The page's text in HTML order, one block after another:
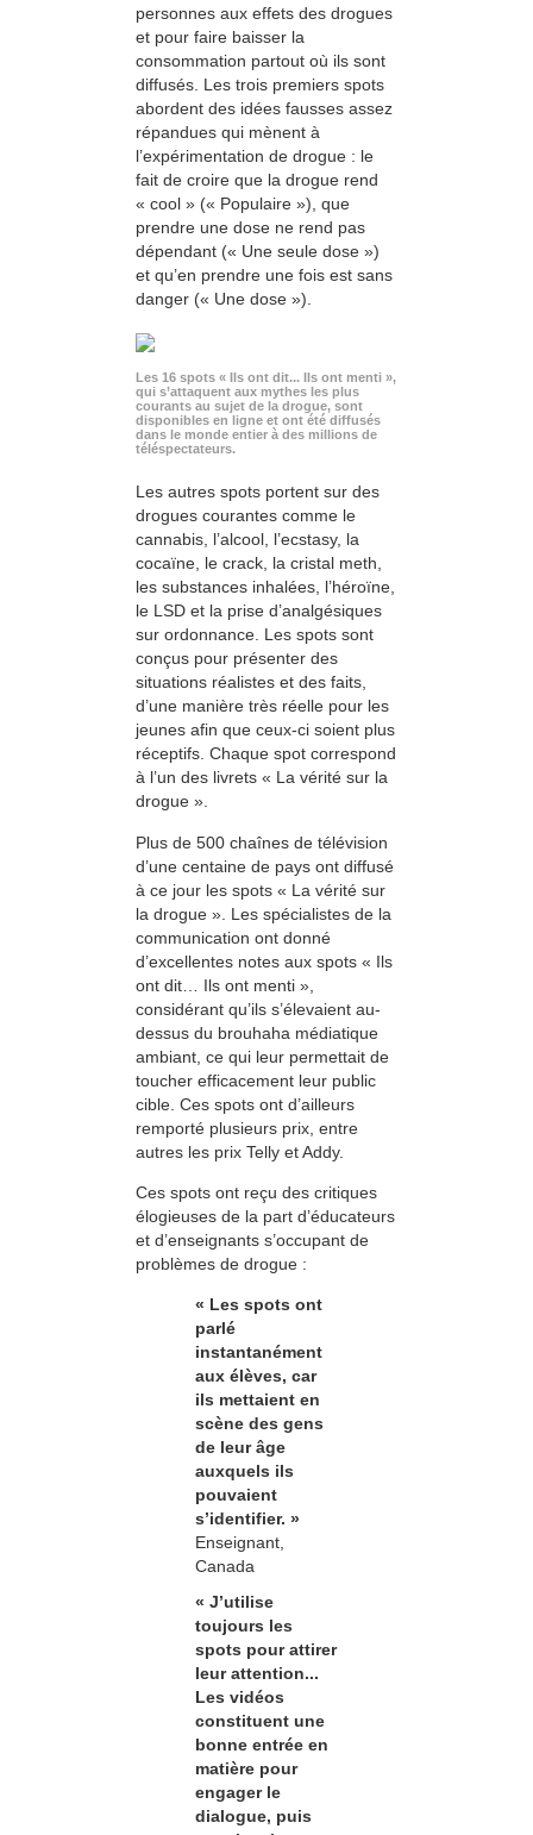
personnes aux effets des drogues
et pour faire baisser la
consommation partout où ils sont
diffusés. Les trois premiers spots
abordent des idées fausses assez
répandues qui mènent à
l’expérimentation de drogue : le
fait de croire que la drogue rend
« cool » (« Populaire »), que
prendre une dose ne rend pas
dépendant (« Une seule dose »)
et qu’en prendre une fois est sans
danger (« Une dose »).
Les 16 spots « Ils ont dit... Ils ont menti »,
qui s’attaquent aux mythes les plus
courants au sujet de la drogue, sont
disponibles en ligne et ont été diffusés
dans le monde entier à des millions de
téléspectateurs.
Les autres spots portent sur des
drogues courantes comme le
cannabis, l’alcool, l’ecstasy, la
cocaïne, le crack, la cristal meth,
les substances inhalées, l’héroïne,
le LSD et la prise d’analgésiques
sur ordonnance. Les spots sont
conçus pour présenter des
situations réalistes et des faits,
d’une manière très réelle pour les
jeunes afin que ceux-ci soient plus
réceptifs. Chaque spot correspond
à l’un des livrets « La vérité sur la
drogue ».
Plus de 500 chaînes de télévision
d’une centaine de pays ont diffusé
à ce jour les spots « La vérité sur
la drogue ». Les spécialistes de la
communication ont donné
d’excellentes notes aux spots « Ils
ont dit… Ils ont menti »,
considérant qu’ils s’élevaient au-
dessus du brouhaha médiatique
ambiant, ce qui leur permettait de
toucher efficacement leur public
cible. Ces spots ont d’ailleurs
remporté plusieurs prix, entre
autres les prix Telly et Addy.
Ces spots ont reçu des critiques
élogieuses de la part d’éducateurs
et d’enseignants s’occupant de
problèmes de drogue :
« Les spots ont
parlé
instantanément
aux élèves, car
ils mettaient en
scène des gens
de leur âge
auxquels ils
pouvaient
s’identifier. »
Enseignant,
Canada
« J’utilise
toujours les
spots pour attirer
leur attention...
Les vidéos
constituent une
bonne entrée en
matière pour
engager le
dialogue, puis